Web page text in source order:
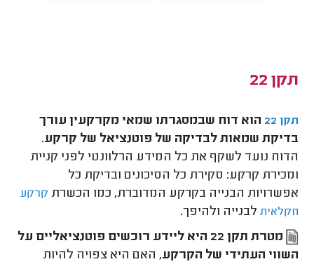
תקן 22
תקן 22
הוא דוח שבמסגרתו שמאי מקרקעין עורך
בדיקת שמאות לבדיקה של פוטנציאל של קרקע.
הדוח נועד לשקף את כל המידע הרלוונטי לפני קניית
ומכירת קרקע: סקירת כל הסיכונים ובדיקת כל
אפשרויות הבנייה בקרקע המדוברת, כמו הכשרת קרקע
חקלאית לבנייה ולהיפך.
מטרת תקן 22 היא ליידע רוכשים פוטנציאליים על
השווי העתידי של הקרקע, האם היא צפויה להיות